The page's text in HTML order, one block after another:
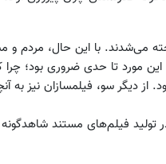
می‌شدند. با این حال، مردم و
مورد تا حدی ضروری بود؛
از دیگر سو، فیلمسازان نیز به